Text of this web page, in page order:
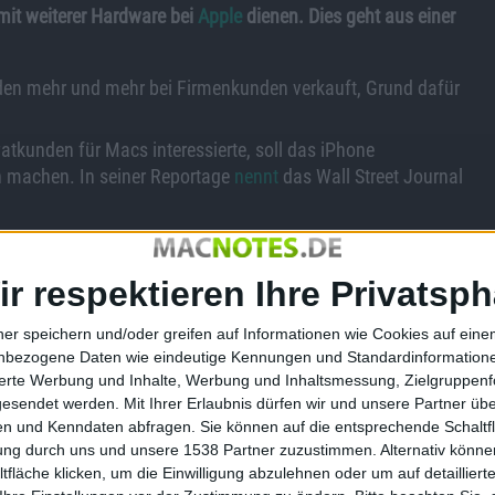
respektieren Ihre
speichern und/oder greifen auf Informationen wie Cookies auf
Daten wie eindeutige Kennungen und
Werbung und Inhalte, Werbung und Inhaltsmessung,
werden.
Mit Ihrer Erlaubnis dürfen wir und unsere Partner
und Kenndaten abfragen. Sie können auf die entsprechende
durch uns und unsere 1538 Partner zuzustimmen. Alternativ
klicken, um die Einwilligung abzulehnen oder um auf
weiterer Hardware bei Apple dienen. Dies geht aus einer
mehr und mehr bei Firmenkunden verkauft, Grund dafür
für Macs interessierte, soll das iPhone
In seiner Reportage nennt das Wall Street Journal
mit der sie arbeiteten aussuchen durften. Seit dieser
Computer Macs sein. Bei SAP können auf den iPhones
Desktop-Rechner erledigt würden.
Kentucky, hat im Jahr 2010 seinen Mitarbeitern
Firma eingeführt und spezielle Apps entwickelt, die den
5.500 Meilen lange Stromnetz zu überprüfen. Mit dem
lokalisieren und über ein Menü eine Fehlermeldung für
ein überwachsender Baum. Später werden sich dann